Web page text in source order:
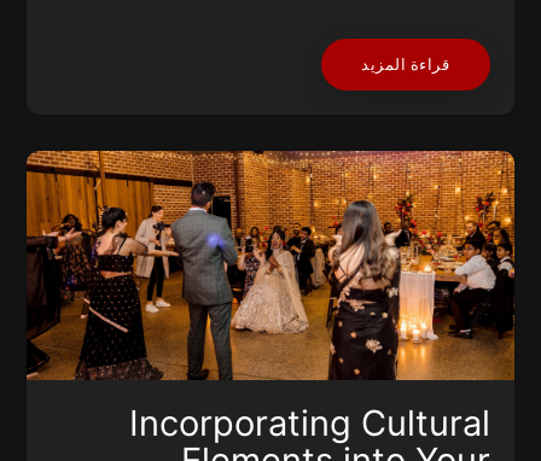
قراءة المزيد
Incorporating Cultural